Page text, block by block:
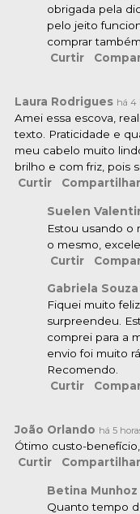
obrigada pela
pelo jeito
comprar
Curtir
Laura Rodrigues há 4
Amei essa escova,
texto. Praticidade e
meu cabelo muito
brilho e com friz, pois
Curtir
Compartilhar
Suelen
Estou usando o
o mesmo,
Curtir
Gabriela Souza
Fiquei muito
surpreendeu.
comprei para a
envio foi muito
Recomendo.
Curtir
João Orlando há 5
Ótimo custo-
Curtir
Compartilhar
Betina Munhoz
Quanto tempo